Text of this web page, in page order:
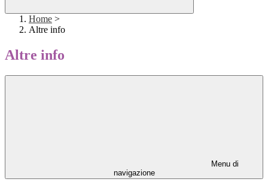
Home >
Altre info
Altre info
Menu di
navigazione